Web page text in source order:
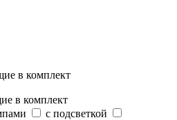
в комплект
в комплект
с подсветкой